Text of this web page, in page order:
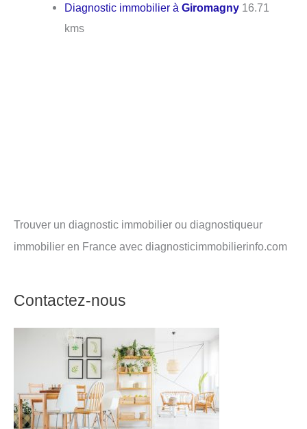
Diagnostic immobilier àGiromagny 16.71
kms
Trouver un diagnostic immobilier ou diagnostiqueur
immobilier en France avec diagnosticimmobilierinfo.com
Contactez-nous